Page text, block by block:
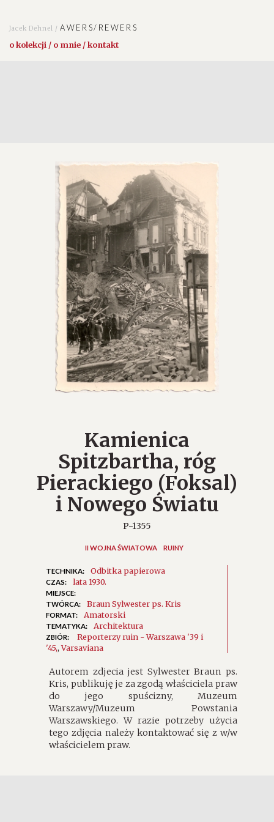
Jacek Dehnel /AWERS/REWERS
o kolekcji / o mnie / kontakt
Kamienica
Spitzbartha, róg
Pierackiego (Foksal)
i Nowego Światu
P-1355
II WOJNA ŚWIATOWA RUINY
TECHNIKA: Odbitka papierowa
CZAS: lata 1930.
MIEJSCE:
TWÓRCA:
Braun Sylwester ps. Kris
FORMAT: Amatorski
TEMATYKA: Architektura
ZBIÓR:
Reporterzy ruin - Warszawa '39 i
'45,Varsaviana
Autorem zdjecia jest Sylwester Braun ps.
Kris, publikuję je za zgodą właściciela praw
do jego spuścizny, Muzeum
Warszawy/Muzeum Powstania
Warszawskiego. W razie potrzeby użycia
tego zdjęcia należy kontaktować się z w/w
właścicielem praw.